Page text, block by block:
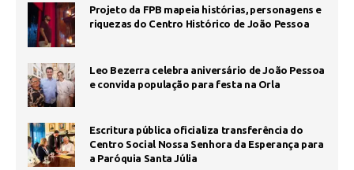
Projeto da FPB mapeia histórias, personagens e
riquezas do Centro Histórico de João Pessoa
Leo Bezerra celebra aniversário de João Pessoa
e convida população para festa na Orla
Escritura pública oficializa transferência do
Centro Social Nossa Senhora da Esperança para
a Paróquia Santa Júlia